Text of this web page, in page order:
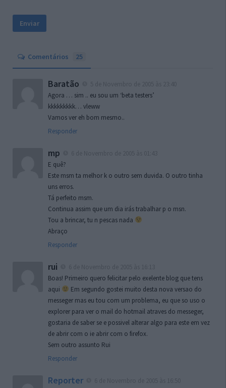
Comentários 25
Baratão
Agora … sim .. eu sou um ‘beta testers’
kkkkkkkkk… vleww
Vamos ver eh bom mesmo..
Responder
mp
E quê?
Este msm ta melhor k o outro sem duvida. O outro tinha
uns erros.
Tá perfeito msm.
Continua assim que um dia irás trabalhar p o msn.
Tou a brincar, tu n pescas nada
Abraço
Responder
rui
Boas! Primeiro quero felicitar pelo exelente blog que tens
aqui
Em segundo gostei muito desta nova versao do
messeger mas eu tou com um problema, eu que so uso o
explorer para ver o mail do hotmail atraves do messeger,
gostaria de saber se e possivel alterar algo para este em vez
de abrir com o ie abrir com o firefox.
Sem outro assunto Rui
Responder
Reporter